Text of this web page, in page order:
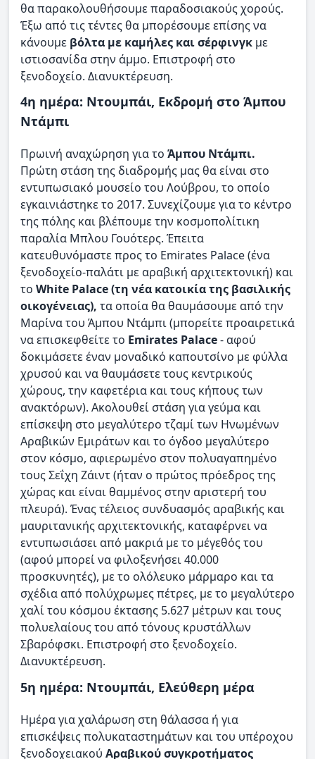
θα παρακολουθήσουμε παραδοσιακούς χορούς.
Έξω από τις τέντες θα μπορέσουμε επίσης να
κάνουμε βόλτα με καμήλες και σέρφινγκ με
ιστιοσανίδα στην άμμο. Επιστροφή στο
ξενοδοχείο. Διανυκτέρευση.
4η ημέρα: Ντουμπάι, Εκδρομή στο Άμπου
Ντάμπι
Πρωινή αναχώρηση για το Άμπου Ντάμπι.
Πρώτη στάση της διαδρομής μας θα είναι στο
εντυπωσιακό μουσείο του Λούβρου, το οποίο
εγκαινιάστηκε το 2017. Συνεχίζουμε για το κέντρο
της πόλης και βλέπουμε την κοσμοπολίτικη
παραλία Μπλου Γουότερς. Έπειτα
κατευθυνόμαστε προς το Emirates Palace (ένα
ξενοδοχείο-παλάτι με αραβική αρχιτεκτονική) και
το White Palace (τη νέα κατοικία της βασιλικής
οικογένειας), τα οποία θα θαυμάσουμε από την
Μαρίνα του Άμπου Ντάμπι (μπορείτε προαιρετικά
να επισκεφθείτε το Emirates Palace- αφού
δοκιμάσετε έναν μοναδικό καπουτσίνο με φύλλα
χρυσού και να θαυμάσετε τους κεντρικούς
χώρους, την καφετέρια και τους κήπους των
ανακτόρων). Ακολουθεί στάση για γεύμα και
επίσκεψη στο μεγαλύτερο τζαμί των Ηνωμένων
Αραβικών Εμιράτων και το όγδοο μεγαλύτερο
στον κόσμο, αφιερωμένο στον πολυαγαπημένο
τους Σεΐχη Ζάιντ (ήταν ο πρώτος πρόεδρος της
χώρας και είναι θαμμένος στην αριστερή του
πλευρά). Ένας τέλειος συνδυασμός αραβικής και
μαυριτανικής αρχιτεκτονικής, καταφέρνει να
εντυπωσιάσει από μακριά με το μέγεθός του
(αφού μπορεί να φιλοξενήσει 40.000
προσκυνητές), με το ολόλευκο μάρμαρο και τα
σχέδια από πολύχρωμες πέτρες, με το μεγαλύτερο
χαλί του κόσμου έκτασης 5.627 μέτρων και τους
πολυελαίους του από τόνους κρυστάλλων
Σβαρόφσκι. Επιστροφή στο ξενοδοχείο.
Διανυκτέρευση.
5η ημέρα: Ντουμπάι, Ελεύθερη μέρα
Ημέρα για χαλάρωση στη θάλασσα ή για
επισκέψεις πολυκαταστημάτων και του υπέροχου
ξενοδοχειακού Αραβικού συγκροτήματος